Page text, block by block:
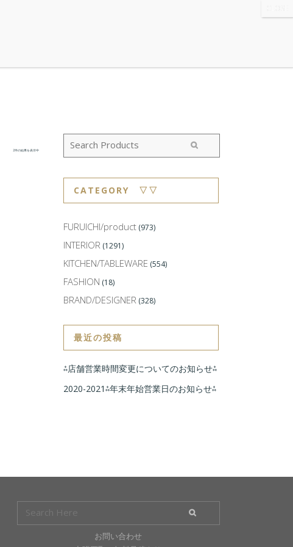
2件の結果を表示中
CATEGORY ▽▽
FURUICHI/product (973)
INTERIOR (1291)
KITCHEN/TABLEWARE (554)
FASHION (18)
BRAND/DESIGNER (328)
最近の投稿
⁂店舗営業時間変更についてのお知らせ⁂
2020-2021⁂年末年始営業日のお知らせ⁂
お問い合わせ